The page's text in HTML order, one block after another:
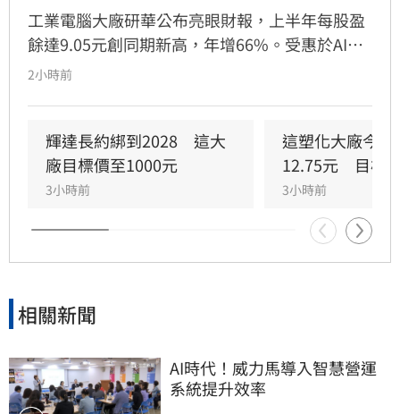
工業電腦大廠研華公布亮眼財報，上半年每股盈
餘達9.05元創同期新高，年增66%。受惠於AI基
礎建設需求強勁，帶動半導體設備及資料中心成
漲作收。外資研究機構《FactSet》報告顯示，
17位分析師一致看好其長期獲利潛力，紛紛調高
2026年每股盈餘預估，中位數上修至16.84元，
市場對研華後市展望持樂觀態度，顯示公司在AI
浪潮下的競爭優勢持續擴大。
2小時前
輝達長約綁到2028　這大
廠目標價至1000元
3小時前
這塑化大廠今年
12.75元　目標
3小時前
相關新聞
AI時代！威力馬導入智慧營運
系統提升效率